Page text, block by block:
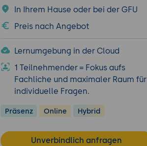
In Ihrem Hause oder bei der GFU
Preis nach Angebot
Lernumgebung in der Cloud
1 Teilnehmender = Fokus aufs
Fachliche und maximaler Raum für
individuelle Fragen.
Präsenz Online Hybrid
Unverbindlich anfragen